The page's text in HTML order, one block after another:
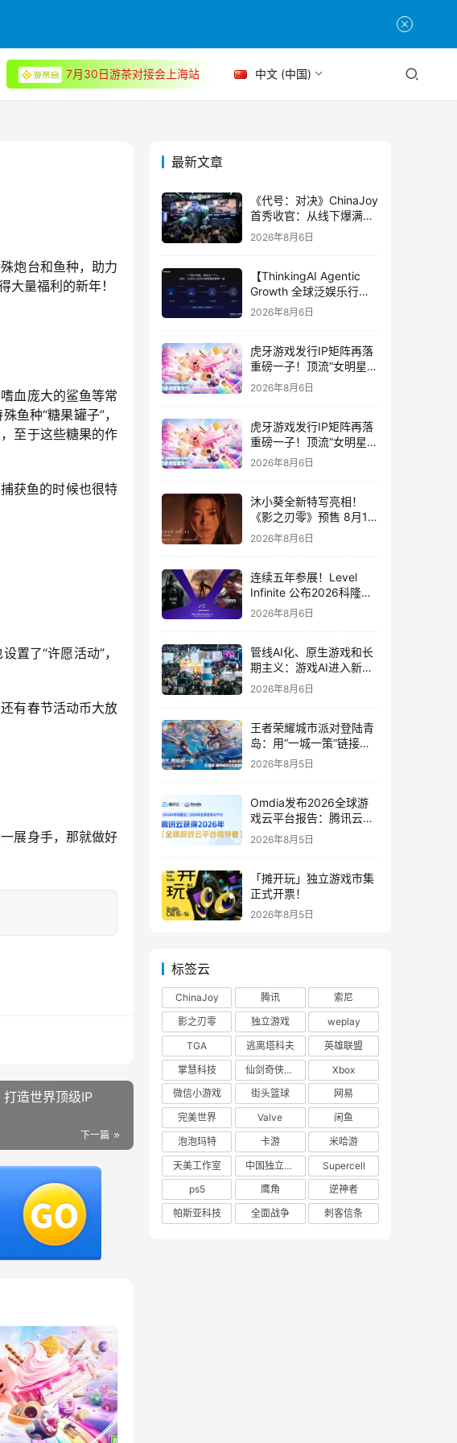
7月30日游茶对接会上海站 中文 (中国)
炮台和鱼种，助力
量福利的新年！
血庞大的鲨鱼等常
鱼种“糖果罐子”，
至于这些糖果的作
获鱼的时候也很特
置了“许愿活动”，
有春节活动币大放
展身手，那就做好
造世界顶级IP
下一篇
最新文章
《代号：对决》ChinaJoy
首秀收官：从线下爆满看
见玩家的真实期待
2026年8月6日
【ThinkingAI Agentic
Growth 全球泛娱乐行业
峰会】Agent 时代，人到
2026年8月6日
虎牙游戏发行IP矩阵再落
重磅一子！顶流“女明星”
ZANMANG LOOPY 正版
3D消除手游《消消奇遇》
2026年8月6日
虎牙游戏发行IP矩阵再落
重磅一子！顶流“女明星”
ZANMANG LOOPY 正版
2026年8月6日
沐小葵全新特写亮相！
《影之刃零》预售 8月12
日开启
2026年8月6日
连续五年参展！Level
Infinite 公布2026科隆游
戏展产品阵容
2026年8月6日
管线AI化、原生游戏和长
期主义：游戏AI进入新共
识时代
2026年8月6日
王者荣耀城市派对登陆青
岛：用“一城一策”链接海
洋场景，以双向奔赴带动
2026年8月5日
Omdia发布2026全球游
戏云平台报告：腾讯云连
续两年入选“领导者”象限
2026年8月5日
「摊开玩」独立游戏市集
正式开票！
2026年8月5日
标签云
ChinaJoy 腾讯
索尼
影之刃零
独立游戏
weplay
TGA
逃离塔科夫
英雄联盟
掌慧科技
仙剑奇侠传四
Xbox
微信小游戏
街头篮球
网易
完美世界
Valve
闲鱼
泡泡玛特
卡游
米哈游
天美工作室
中国独立游戏联盟
Supercell
ps5
鹰角
逆神者
帕斯亚科技
全面战争 刺客信条